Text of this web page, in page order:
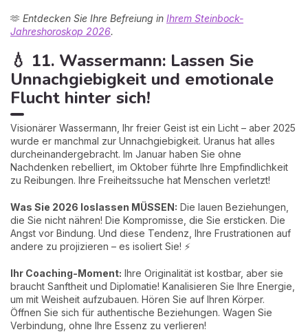
🫶 Entdecken Sie Ihre Befreiung in Ihrem Steinbock-
Jahreshoroskop 2026.
💧 11. Wassermann: Lassen Sie
Unnachgiebigkeit und emotionale
Flucht hinter sich!
Visionärer Wassermann, Ihr freier Geist ist ein Licht – aber 2025
wurde er manchmal zur Unnachgiebigkeit. Uranus hat alles
durcheinandergebracht. Im Januar haben Sie ohne
Nachdenken rebelliert, im Oktober führte Ihre Empfindlichkeit
zu Reibungen. Ihre Freiheitssuche hat Menschen verletzt!
Was Sie 2026 loslassen MÜSSEN: Die lauen Beziehungen,
die Sie nicht nähren! Die Kompromisse, die Sie ersticken. Die
Angst vor Bindung. Und diese Tendenz, Ihre Frustrationen auf
andere zu projizieren – es isoliert Sie! ⚡
Ihr Coaching-Moment: Ihre Originalität ist kostbar, aber sie
braucht Sanftheit und Diplomatie! Kanalisieren Sie Ihre Energie,
um mit Weisheit aufzubauen. Hören Sie auf Ihren Körper.
Öffnen Sie sich für authentische Beziehungen. Wagen Sie
Verbindung, ohne Ihre Essenz zu verlieren!